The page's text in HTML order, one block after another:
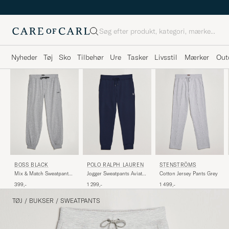
Søg
Nyheder Tøj Sko Tilbehør Ure Tasker Livsstil Mærker
BOSS BLACK
Mix & Match Sweatpants
399,-
POLO RALPH LAUREN
Jogger Sweatpants Aviator
1 299,-
STENSTRÖMS
Cotton Jersey Pants Grey
1 499,-
TØJ / BUKSER / SWEATPANTS